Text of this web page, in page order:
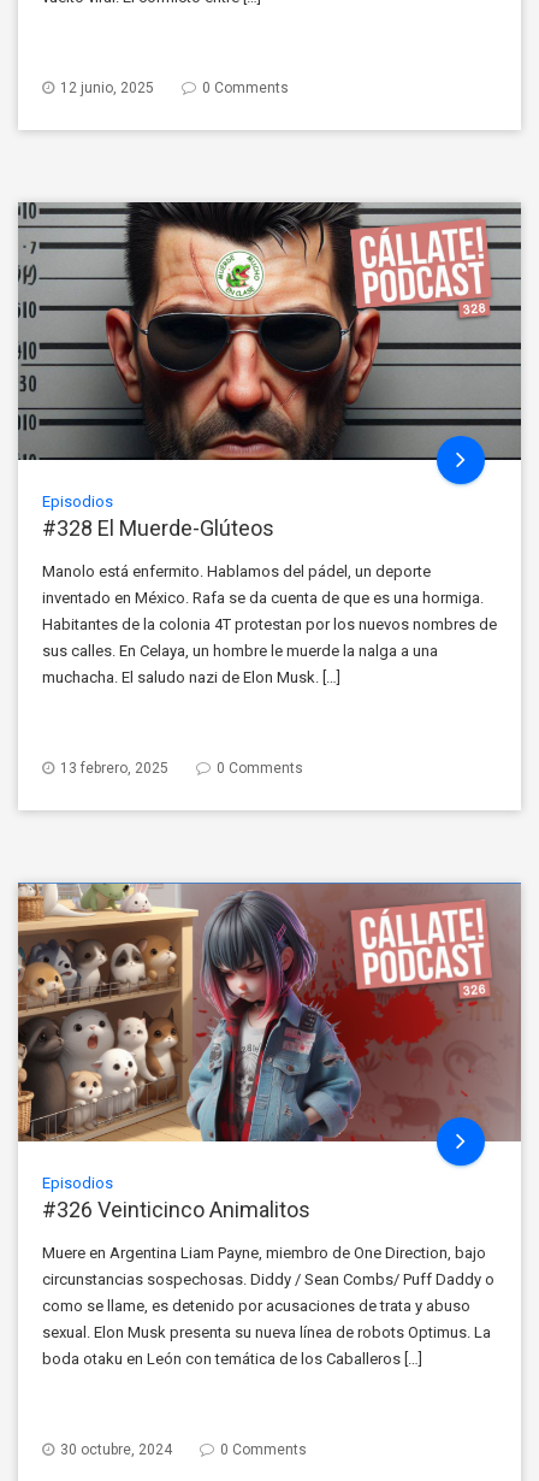
12 junio, 2025 0 Comments
Episodios
#328 El Muerde-Glúteos
Manolo está enfermito. Hablamos del pádel, un deporte
inventado en México. Rafa se da cuenta de que es una hormiga.
Habitantes de la colonia 4T protestan por los nuevos nombres de
sus calles. En Celaya, un hombre le muerde la nalga a una
muchacha. El saludo nazi de Elon Musk. […]
13 febrero, 2025 0 Comments
Episodios
#326 Veinticinco Animalitos
Muere en Argentina Liam Payne, miembro de One Direction, bajo
circunstancias sospechosas. Diddy / Sean Combs/ Puff Daddy o
como se llame, es detenido por acusaciones de trata y abuso
sexual. Elon Musk presenta su nueva línea de robots Optimus. La
boda otaku en León con temática de los Caballeros […]
30 octubre, 2024 0 Comments